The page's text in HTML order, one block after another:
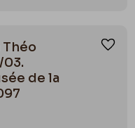
03.
de la